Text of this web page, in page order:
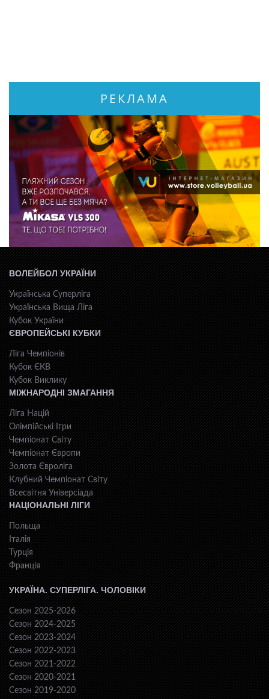
РЕКЛАМА
ВОЛЕЙБОЛ УКРАЇНИ
Українська Суперліга
Українська Вища Ліга
Кубок України
ЄВРОПЕЙСЬКІ КУБКИ
Ліга Чемпіонів
Кубок ЄКВ
Кубок Виклику
МІЖНАРОДНІ ЗМАГАННЯ
Ліга Націй
Олімпійські Ігри
Чемпіонат Світу
Чемпіонат Європи
Золота Євроліга
Клубний Чемпіонат Світу
Всесвiтня Унiверсiaда
НАЦІОНАЛЬНІ ЛІГИ
Польща
Італія
Турція
Франція
УКРАЇНА. СУПЕРЛІГА. ЧОЛОВІКИ
Сезон 2025-2026
Сезон 2024-2025
Сезон 2023-2024
Сезон 2022-2023
Сезон 2021-2022
Сезон 2020-2021
Сезон 2019-2020